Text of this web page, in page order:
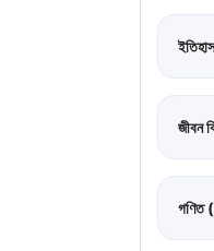
জীবন